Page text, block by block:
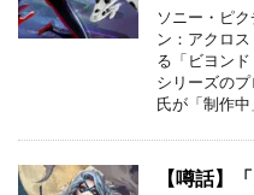
ソニー・ピ
ン：アクロ
る「ビヨンド
シリーズの
氏が「制作中
【噂話】